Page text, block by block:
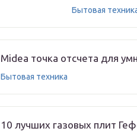
Бытовая
Midea точка отсчета для
Бытовая техника
10 лучших газовых плит